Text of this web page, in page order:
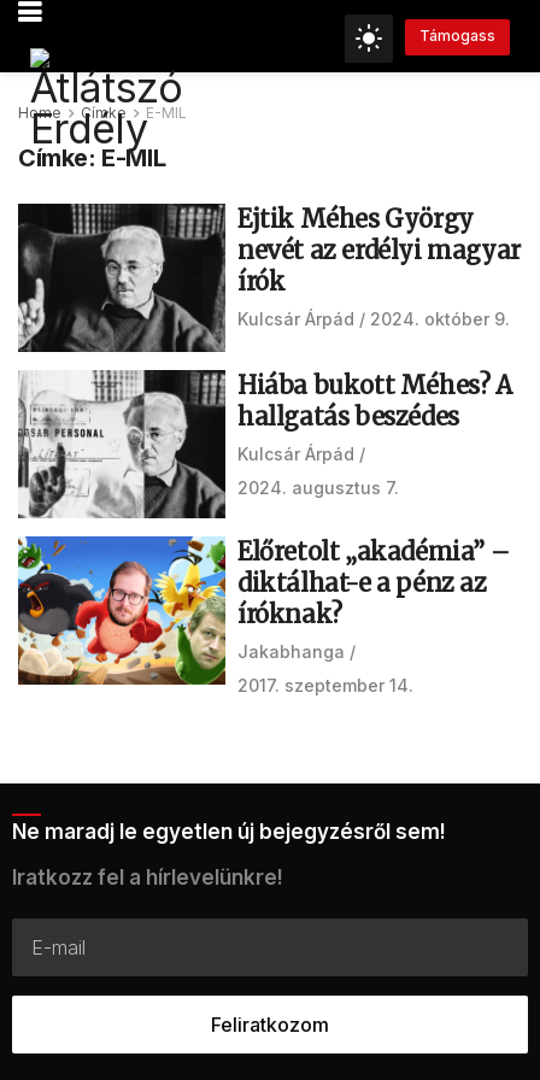
Támogass
Home Címke E-MIL
Címke: E-MIL
Ejtik Méhes György
nevét az erdélyi magyar
írók
Kulcsár Árpád 2024. október 9.
Hiába bukott Méhes? A
hallgatás beszédes
Kulcsár Árpád
2024. augusztus 7.
Előretolt „akadémia” –
diktálhat-e a pénz az
íróknak?
Jakabhanga
2017. szeptember 14.
Ne maradj le egyetlen új bejegyzésről sem!
Iratkozz fel a hírlevelünkre!